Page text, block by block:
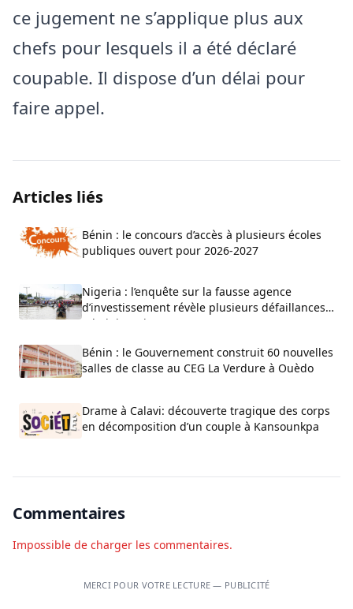
ce jugement ne s’applique plus aux
chefs pour lesquels il a été déclaré
coupable. Il dispose d’un délai pour
faire appel.
Articles liés
Bénin : le concours d’accès à plusieurs écoles
publiques ouvert pour 2026-2027
Nigeria : l’enquête sur la fausse agence
d’investissement révèle plusieurs défaillances
administratives
Bénin : le Gouvernement construit 60 nouvelles
salles de classe au CEG La Verdure à Ouèdo
Drame à Calavi: découverte tragique des corps
en décomposition d’un couple à Kansounkpa
Commentaires
Impossible de charger les commentaires.
MERCI POUR VOTRE LECTURE — PUBLICITÉ